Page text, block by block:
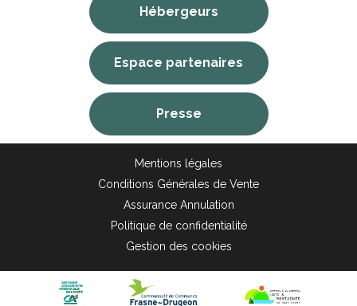
Hébergeurs
Espace partenaires
Presse
Mentions légales
Conditions Générales de Vente
Assurance Annulation
Politique de confidentialité
Gestion des cookies